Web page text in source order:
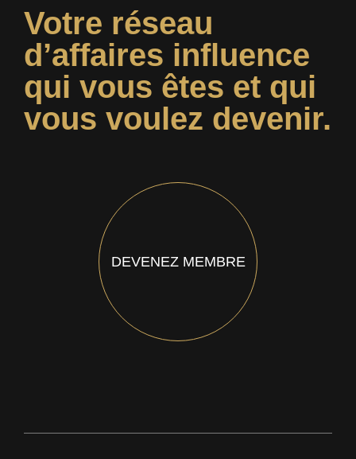
Votre réseau
d’affaires influence
qui vous êtes et qui
vous voulez devenir.
DEVENEZ MEMBRE